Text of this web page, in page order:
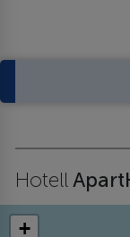
Hotell
+